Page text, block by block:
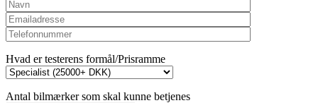
Hvad er testerens formål/Prisramme
Antal bilmærker som skal kunne betjenes